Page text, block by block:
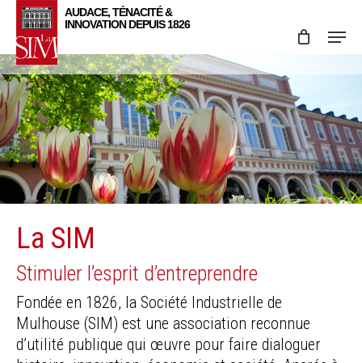
Skip
main
content
Menu
La SIM
Stimuler l’esprit d’entreprendre
Fondée en 1826, la Société Industrielle de
Mulhouse (SIM) est une association reconnue
d’utilité publique qui œuvre pour faire dialoguer